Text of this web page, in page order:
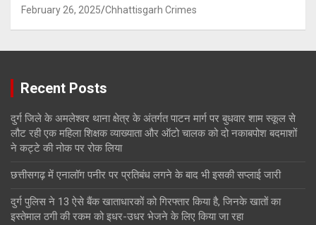
February 26, 2025 Chhattisgarh Crimes
Recent Posts
दुर्ग जिले के अमलेश्वर थाना क्षेत्र के अंतर्गत पाटन मार्ग पर बुधवार शाम स्कूल से
लौट रही एक महिला शिक्षक व्याख्याता और ऑटो चालक को दो नकाबपोश बदमाशों
ने कट्टे की नोक पर रोक लिया
छत्तीसगढ़ में एनालॉग पनीर पर प्रतिबंध लगने के बाद भी इसकी सप्लाई जारी
दुर्ग पुलिस ने 13 ऐसे बैंक खाताधारकों को गिरफ्तार किया है, जिनके खातों का
इस्तेमाल ठगी की रकम को इधर-उधर भेजने के लिए किया जा रहा